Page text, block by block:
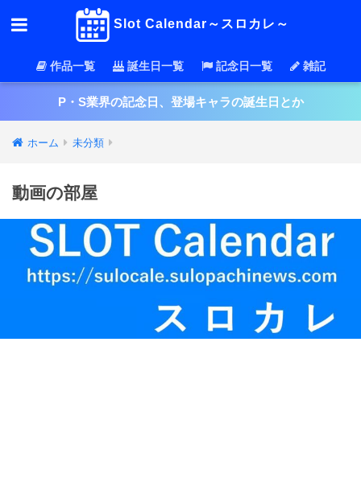
Slot Calendar～スロカレ～
作品一覧 誕生日一覧 記念日一覧 雑記
P・S業界の記念日、登場キャラの誕生日とか
ホーム 未分類
動画の部屋